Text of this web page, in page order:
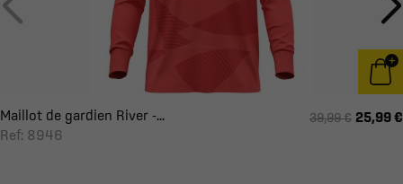
Maillot de gardien River -...
Ref: 8946
39,99 € 25,99 €